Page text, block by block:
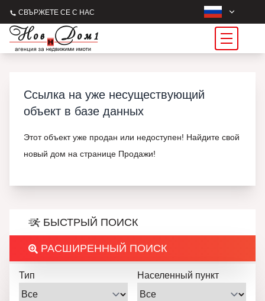
СВЪРЖЕТЕ СЕ С НАС
Ссылка на уже несуществующий
объект в базе данных
Этот объект уже продан или недоступен! Найдите свой
новый дом на странице Продажи!
БЫСТРЫЙ ПОИСК
РАСШИРЕННЫЙ ПОИСК
Тип Населенный пункт